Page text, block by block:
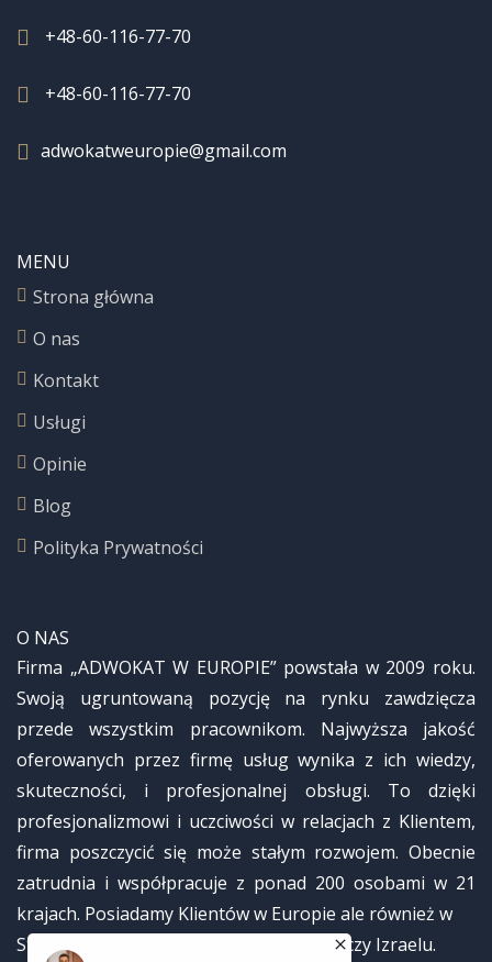
+48-60-116-77-70
+48-60-116-77-70
adwokatweuropie@gmail.com
MENU
Strona główna
O nas
Kontakt
Usługi
Opinie
Blog
Polityka Prywatności
O NAS
Firma „ADWOKAT W EUROPIE” powstała w 2009 roku.
Swoją ugruntowaną pozycję na rynku zawdzięcza
przede wszystkim pracownikom. Najwyższa jakość
oferowanych przez firmę usług wynika z ich wiedzy,
skuteczności, i profesjonalnej obsługi. To dzięki
profesjonalizmowi i uczciwości w relacjach z Klientem,
firma poszczycić się może stałym rozwojem. Obecnie
zatrudnia i współpracuje z ponad 200 osobami w 21
krajach. Posiadamy Klientów w Europie ale również w
Stanach Zjednoczonych, Kanadzie, Rosji czy Izraelu.